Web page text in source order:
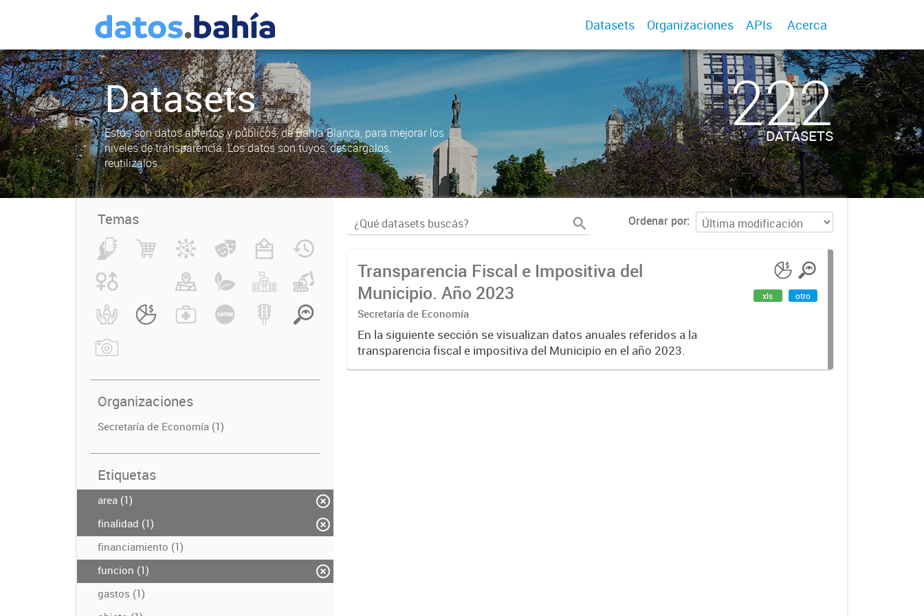
Datasets Organizaciones APIs Acerca
Datasets
Estos son datos abiertos y públicos, de Bahía Blanca, para mejorar los
niveles de transparencia. Los datos son tuyos, descargalos,
reutilizalos.
222
DATASETS
Temas
Organizaciones
Secretaría de Economía (1)
Etiquetas
area (1)
finalidad (1)
financiamiento (1)
funcion (1)
gastos (1)
Ordenar por
Transparencia Fiscal e Impositiva del
Municipio. Año 2023
Secretaría de Economía
En la siguiente sección se visualizan datos anuales referidos a la
transparencia fiscal e impositiva del Municipio en el año 2023.
xls otro